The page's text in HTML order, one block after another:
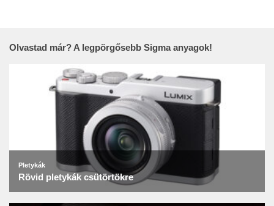
Olvastad már? A legpörgősebb Sigma anyagok!